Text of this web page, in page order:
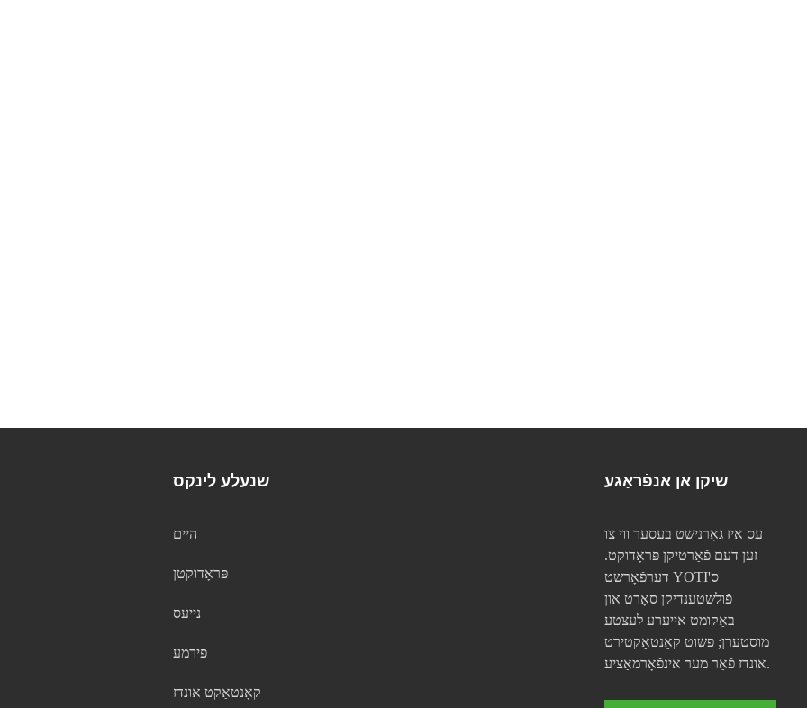
שנעלע לינקס
היים
פּראָדוקטן
נייעס
פירמע
קאָנטאַקט אונדז
שיקן אן אנפֿראַגע
עס איז גאָרנישט בעסער ווי צו
זען דעם פֿאַרטיקן פּראָדוקט.
דערפֿאָרשט YOTI'ס
פֿולשטענדיקן סאָרט און
באַקומט אייערע לעצטע
מוסטערן; פשוט קאָנטאַקטירט
אונדז פֿאַר מער אינפֿאָרמאַציע.